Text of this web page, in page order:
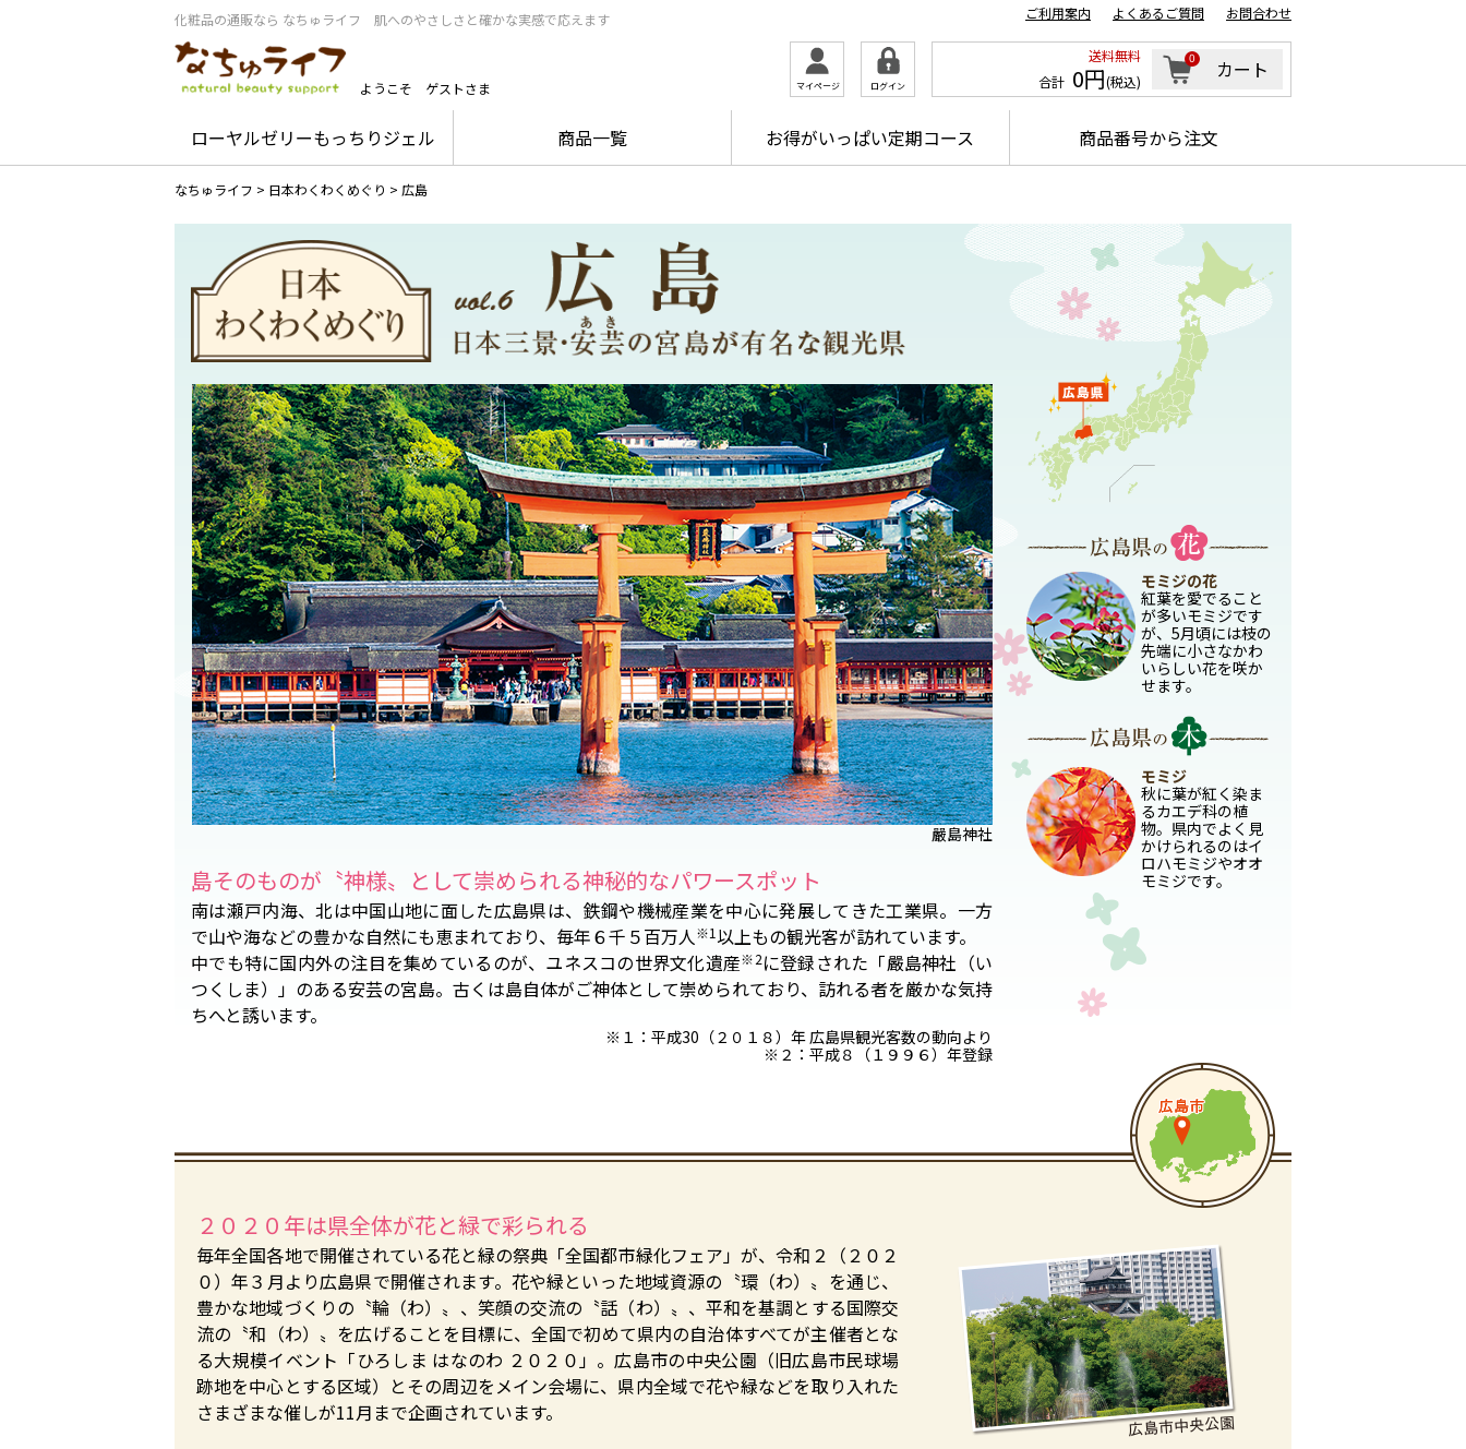
化粧品の通販なら なちゅライフ 肌へのやさしさと確かな実感で応えます
ようこそ ゲストさま
ご利用案内 よくあるご質問 お問合わせ
マイページ ログイン
送料無料
合計 0円(税込)
0 カート
ローヤルゼリーもっちりジェル 商品一覧 お得がいっぱい定期コース 商品番号から注文
なちゅライフ > 日本わくわくめぐり > 広島
嚴島神社
島そのものが〝神様〟として崇められる神秘的なパワースポット
南は瀬戸内海、北は中国山地に面した広島県は、鉄鋼や機械産業を中心に発展してきた工業県。一方
で山や海などの豊かな自然にも恵まれており、毎年６千５百万人※1 以上もの観光客が訪れています。
中でも特に国内外の注目を集めているのが、ユネスコの世界文化遺産※2に登録された「嚴島神社（い
つくしま）」のある安芸の宮島。古くは島自体がご神体として崇められており、訪れる者を厳かな気持
ちへと誘います。
※１：平成30（２０１８）年 広島県観光客数の動向より
※２：平成８（１９９６）年登録
モミジの花
紅葉を愛でること
が多いモミジです
が、5月頃には枝の
先端に小さなかわ
いらしい花を咲か
せます。
モミジ
秋に葉が紅く染ま
るカエデ科の植
物。県内でよく見
かけられるのはイ
ロハモミジやオオ
モミジです。
２０２０年は県全体が花と緑で彩られる
毎年全国各地で開催されている花と緑の祭典「全国都市緑化フェア」が、令和２（２０２
０）年３月より広島県で開催されます。花や緑といった地域資源の〝環（わ）〟を通じ、
豊かな地域づくりの〝輪（わ）〟、笑顔の交流の〝話（わ）〟、平和を基調とする国際交
流の〝和（わ）〟を広げることを目標に、全国で初めて県内の自治体すべてが主催者とな
る大規模イベント「ひろしま はなのわ ２０２０」。広島市の中央公園（旧広島市民球場
跡地を中心とする区域）とその周辺をメイン会場に、県内全域で花や緑などを取り入れた
さまざまな催しが11月まで企画されています。